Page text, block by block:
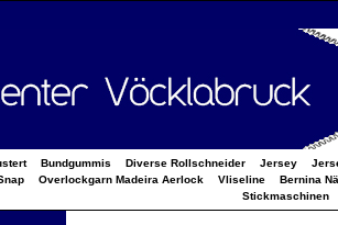
Bundgummis Diverse Rollschneider Jersey
Overlockgarn Madeira Aerlock Vliseline
Bernina
Stickmaschinen